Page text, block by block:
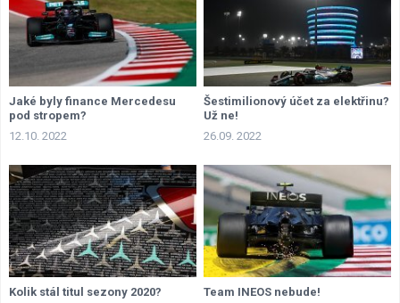
Jaké byly finance Mercedesu
pod stropem?
12.10. 2022
Šestimilionový účet za elektřinu?
Už ne!
26.09. 2022
Kolik stál titul sezony 2020? Team INEOS nebude!